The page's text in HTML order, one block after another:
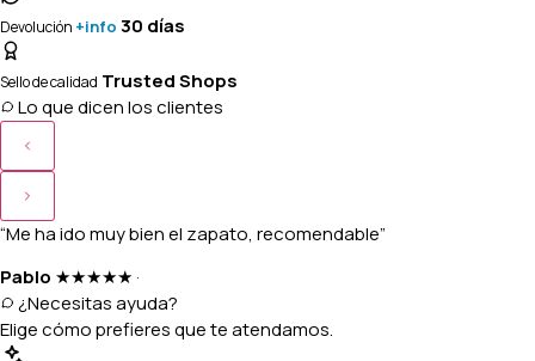
Devolución +info 30 días
Sello de calidad Trusted Shops
Lo que dicen los clientes
“Me ha ido muy bien el zapato, recomendable”
Pablo ★★★★★ ·
¿Necesitas ayuda?
Elige cómo prefieres que te atendamos.